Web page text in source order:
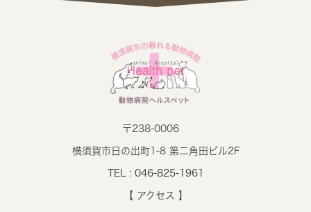
〒238-0006
横須賀市日の出町1-8 第二角田ビル2F
TEL : 046-825-1961
【 アクセス 】